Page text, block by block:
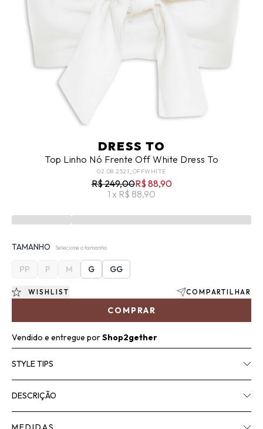
DRESS TO
Top Linho Nó Frente Off White Dress To
02.08.2521_OFFWHITE
R$ 249,00R$ 88,90
1 x R$ 88,90
TAMANHO Selecione o tamanho
PP P M G GG
COMPRAR
WISHLIST COMPARTILHAR
Vendido e entregue porShop2gether
STYLE TIPS
DESCRIÇÃO